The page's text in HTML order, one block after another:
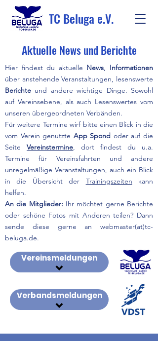
TC Beluga e.V.
Aktuelle News und Berichte
Hier findest du aktuelle News, Informationen
über anstehende Veranstaltungen, lesenswerte
Berichte und andere wichtige Dinge. Sowohl
auf Vereinsebene, als auch Lesenswertes vom
unseren übergeordneten Verbänden.
Für weitere Termine wirf bitte einen Blick in die
vom Verein genutzte App Spond oder auf die
Seite Vereinstermine, dort findest du u.a.
Termine für Vereinsfahrten und andere
unregelmäßige Veranstaltungen, auch ein Blick
in die Übersicht der Trainingszeiten kann
helfen.
An die Mitglieder: Ihr möchtet gerne Berichte
oder schöne Fotos mit Anderen teilen? Dann
sende diese gerne an webmaster(at)tc-
beluga.de.
Vereinsmeldungen
Verbandsmeldungen